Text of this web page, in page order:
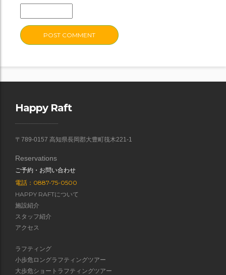
Happy Raft
〒789-0157 高知県長岡郡大豊町筏木221-1
Reservations
ご予約・お問い合わせ
電話：0887-75-0500
HAPPY RAFTについて
施設紹介
スタッフ紹介
アクセス
ラフティング
小歩危ロングラフティングツアー
大歩危ショートラフティングツアー